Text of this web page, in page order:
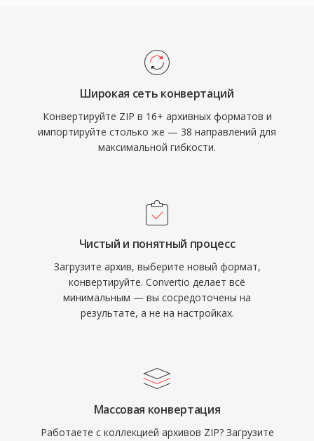
Широкая сеть конвертаций
Конвертируйте ZIP в 16+ архивных форматов и
импортируйте столько же — 38 направлений для
максимальной гибкости.
Чистый и понятный процесс
Загрузите архив, выберите новый формат,
конвертируйте. Convertio делает всё
минимальным — вы сосредоточены на
результате, а не на настройках.
Массовая конвертация
Работаете с коллекцией архивов ZIP? Загрузите